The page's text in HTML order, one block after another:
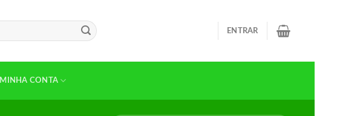
ENTRAR
MINHA CONTA